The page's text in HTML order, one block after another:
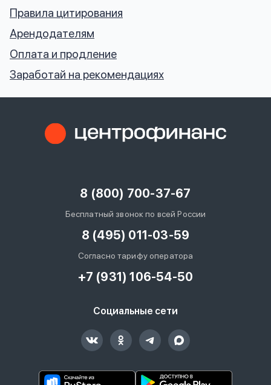
Правила цитирования
Арендодателям
Оплата и продление
Заработай на рекомендациях
8 (800) 700-37-67
Бесплатный звонок по всей России
8 (495) 011-03-59
Согласно тарифу оператора
+7 (931) 106-54-50
Социальные сети